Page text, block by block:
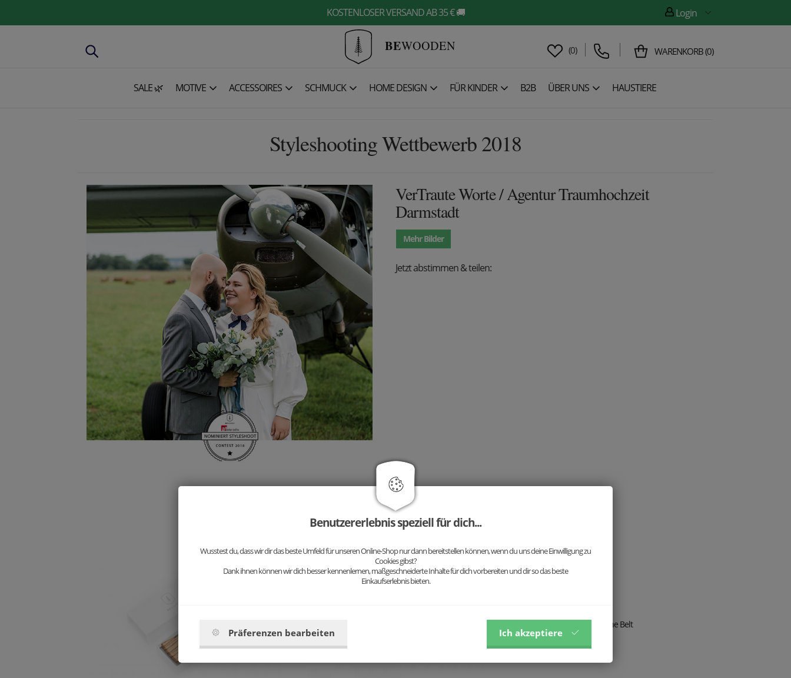
KOSTENLOSER VERSAND AB 35 € 🚚 Login
BEWOODEN (0) WARENKORB(0)
SALE 🌿 MOTIVE ACCESSOIRES SCHMUCK HOME DESIGN FÜR KINDER B2B ÜBER UNS HAUSTIERE
Styleshooting Wettbewerb 2018
VerTraute Worte / Agentur Traumhochzeit
Darmstadt
Mehr Bilder
Jetzt abstimmen & teilen:
Alle Styleshoots anschauen
Heiraten in Stil mit BeWooden
Benutzererlebnis speziell für dich...
Wusstest du, dass wir dir das beste Umfeld für unseren Online-Shop nur dann bereitstellen können, wenn du uns deine Einwilligung zu
Cookies gibst?
Dank ihnen können wir dich besser kennenlernen, maßgeschneiderte Inhalte für dich vorbereiten und dir so das beste
Einkaufserlebnis bieten.
Präferenzen bearbeiten Ich akzeptiere